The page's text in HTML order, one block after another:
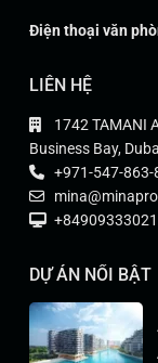
Điện thoại văn
LIÊN HỆ
1742 TAMANI
Business Bay,
+971-547-863-
DỰ ÁN NỔI BẬT